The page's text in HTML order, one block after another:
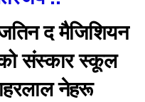
द मैजिशियन
संस्कार स्कूल
नेहरू